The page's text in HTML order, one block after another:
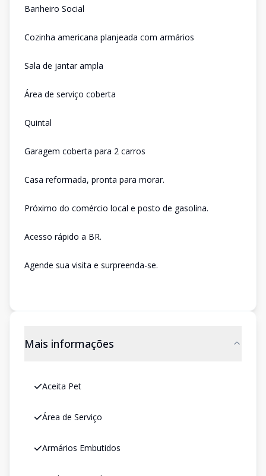
Banheiro Social
Cozinha americana planjeada com armários
Sala de jantar ampla
Área de serviço coberta
Quintal
Garagem coberta para 2 carros
Casa reformada, pronta para morar.
Próximo do comércio local e posto de gasolina.
Acesso rápido a BR.
Agende sua visita e surpreenda-se.
Mais informações
Aceita Pet
Área de Serviço
Armários Embutidos